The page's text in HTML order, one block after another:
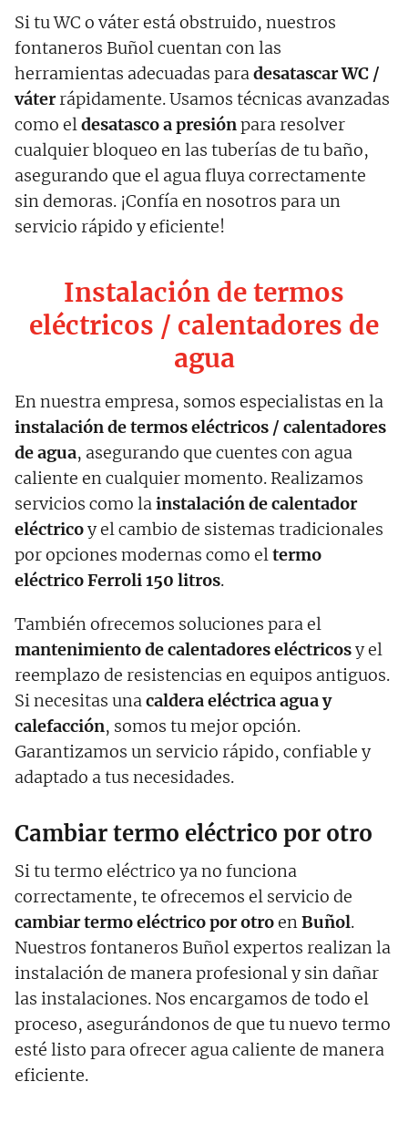
Si tu WC o váter está obstruido, nuestros
fontaneros Buñol cuentan con las
herramientas adecuadas paradesatascar WC /
váterrápidamente. Usamos técnicas avanzadas
como eldesatasco a presiónpara resolver
cualquier bloqueo en las tuberías de tu baño,
asegurando que el agua fluya correctamente
sin demoras. ¡Confía en nosotros para un
servicio rápido y eficiente!
Instalación de termos
eléctricos / calentadores de
agua
En nuestra empresa, somos especialistas en la
instalación de termos eléctricos / calentadores
de agua, asegurando que cuentes con agua
caliente en cualquier momento. Realizamos
servicios como lainstalación de calentador
eléctricoy el cambio de sistemas tradicionales
por opciones modernas como eltermo
eléctrico Ferroli 150 litros.
También ofrecemos soluciones para el
mantenimiento de calentadores eléctricosy el
reemplazo de resistencias en equipos antiguos.
Si necesitas unacaldera eléctrica agua y
calefacción, somos tu mejor opción.
Garantizamos un servicio rápido, confiable y
adaptado a tus necesidades.
Cambiar termo eléctrico por otro
Si tu termo eléctrico ya no funciona
correctamente, te ofrecemos el servicio de
cambiar termo eléctrico por otroenBuñol.
Nuestros fontaneros Buñol expertos realizan la
instalación de manera profesional y sin dañar
las instalaciones. Nos encargamos de todo el
proceso, asegurándonos de que tu nuevo termo
esté listo para ofrecer agua caliente de manera
eficiente.